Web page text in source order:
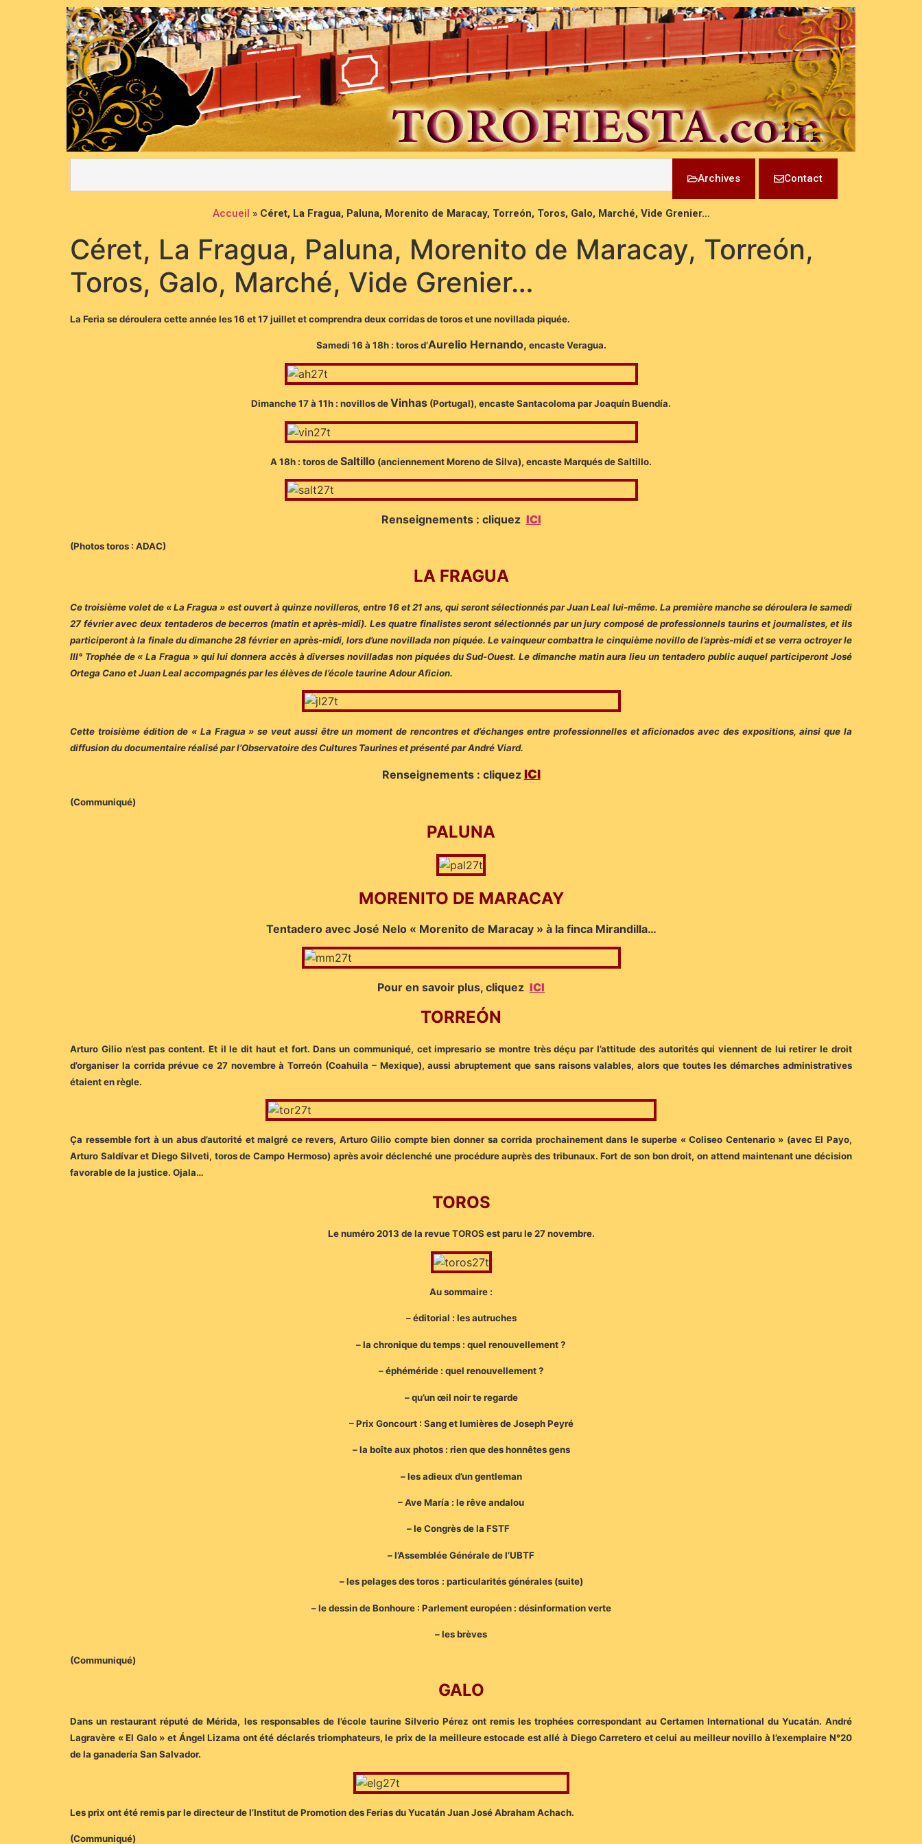
Archives Contact
Accueil » Céret, La Fragua, Paluna, Morenito de Maracay, Torreón, Toros, Galo, Marché, Vide Grenier…
Céret, La Fragua, Paluna, Morenito de Maracay, Torreón,
Toros, Galo, Marché, Vide Grenier…
La Feria se déroulera cette année les 16 et 17 juillet et comprendra deux corridas de toros et une novillada piquée.
Samedi 16 à 18h : toros d’Aurelio Hernando, encaste Veragua.
Dimanche 17 à 11h : novillos deVinhas (Portugal), encaste Santacoloma par Joaquín Buendía.
A 18h : toros deSaltillo (anciennement Moreno de Silva), encaste Marqués de Saltillo.
Renseignements : cliquez ICI
(Photos toros : ADAC)
LA FRAGUA
Ce troisième volet de « La Fragua » est ouvert à quinze novilleros, entre 16 et 21 ans, qui seront sélectionnés par Juan Leal lui-même. La première manche se déroulera le samedi
27 février avec deux tentaderos de becerros (matin et après-midi). Les quatre finalistes seront sélectionnés par un jury composé de professionnels taurins et journalistes, et ils
participeront à la finale du dimanche 28 février en après-midi, lors d’une novillada non piquée. Le vainqueur combattra le cinquième novillo de l’après-midi et se verra octroyer le
III° Trophée de « La Fragua » qui lui donnera accès à diverses novilladas non piquées du Sud-Ouest. Le dimanche matin aura lieu un tentadero public auquel participeront José
Ortega Cano et Juan Leal accompagnés par les élèves de l’école taurine Adour Aficion.
Cette troisième édition de « La Fragua » se veut aussi être un moment de rencontres et d’échanges entre professionnelles et aficionados avec des expositions, ainsi que la
diffusion du documentaire réalisé par l’Observatoire des Cultures Taurines et présenté par André Viard.
Renseignements : cliquez ICI
(Communiqué)
PALUNA
MORENITO DE MARACAY
Tentadero avec José Nelo « Morenito de Maracay » à la finca Mirandilla…
Pour en savoir plus, cliquez ICI
TORREÓN
Arturo Gilio n’est pas content. Et il le dit haut et fort. Dans un communiqué, cet impresario se montre très déçu par l’attitude des autorités qui viennent de lui retirer le droit
d’organiser la corrida prévue ce 27 novembre à Torreón (Coahuila – Mexique), aussi abruptement que sans raisons valables, alors que toutes les démarches administratives
étaient en règle.
Ça ressemble fort à un abus d’autorité et malgré ce revers, Arturo Gilio compte bien donner sa corrida prochainement dans le superbe « Coliseo Centenario » (avec El Payo,
Arturo Saldívar et Diego Silveti, toros de Campo Hermoso) après avoir déclenché une procédure auprès des tribunaux. Fort de son bon droit, on attend maintenant une décision
favorable de la justice. Ojala…
TOROS
Le numéro 2013 de la revue TOROS est paru le 27 novembre.
Au sommaire :
– éditorial : les autruches
– la chronique du temps : quel renouvellement ?
– éphéméride : quel renouvellement ?
– qu’un œil noir te regarde
– Prix Goncourt : Sang et lumières de Joseph Peyré
– la boîte aux photos : rien que des honnêtes gens
– les adieux d’un gentleman
– Ave María : le rêve andalou
– le Congrès de la FSTF
– l’Assemblée Générale de l’UBTF
– les pelages des toros : particularités générales (suite)
– le dessin de Bonhoure : Parlement européen : désinformation verte
– les brèves
(Communiqué)
GALO
Dans un restaurant réputé de Mérida, les responsables de l’école taurine Silverio Pérez ont remis les trophées correspondant au Certamen International du Yucatán. André
Lagravère « El Galo » et Ángel Lizama ont été déclarés triomphateurs, le prix de la meilleure estocade est allé à Diego Carretero et celui au meilleur novillo à l’exemplaire N°20
de la ganadería San Salvador.
Les prix ont été remis par le directeur de l’Institut de Promotion des Ferias du Yucatán Juan José Abraham Achach.
(Communiqué)